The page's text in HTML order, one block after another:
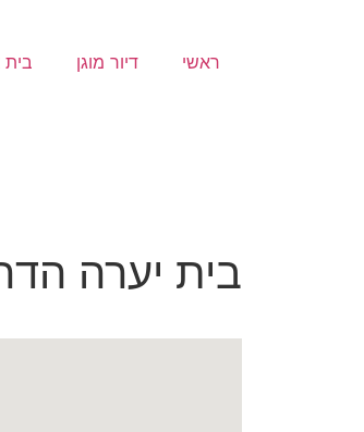
ראשי דיור מוגן
בית יערה